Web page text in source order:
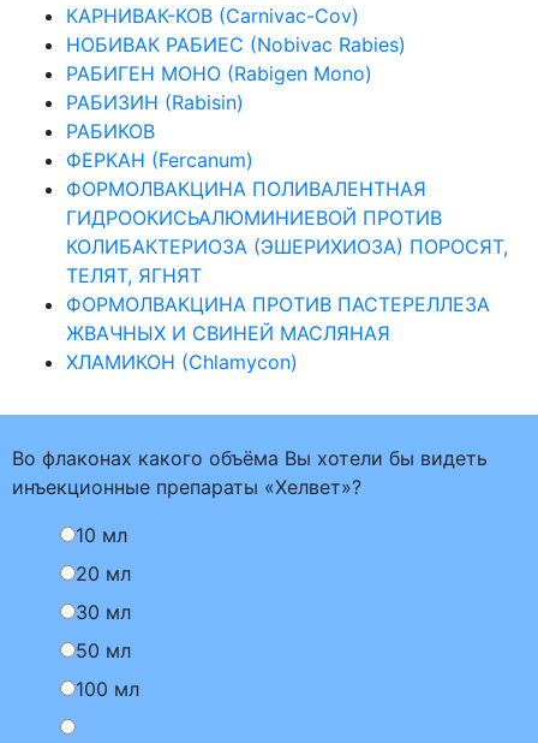
КАРНИВАК-КОВ (Carnivac-Cov)
НОБИВАК РАБИЕС (Nobivac Rabies)
РАБИГЕН МОНО (Rabigen Mono)
РАБИЗИН (Rabisin)
РАБИКОВ
ФЕРКАН (Ferсanum)
ФОРМОЛВАКЦИНА ПОЛИВАЛЕНТНАЯ
ГИДРООКИСЬАЛЮМИНИЕВОЙ ПРОТИВ
КОЛИБАКТЕРИОЗА (ЭШЕРИХИОЗА) ПОРОСЯТ,
ТЕЛЯТ, ЯГНЯТ
ФОРМОЛВАКЦИНА ПРОТИВ ПАСТЕРЕЛЛЕЗА
ЖВАЧНЫХ И СВИНЕЙ МАСЛЯНАЯ
ХЛАМИКОН (Chlamycon)
Во флаконах какого объёма Вы хотели бы видеть
инъекционные препараты «Хелвет»?
10 мл
20 мл
30 мл
50 мл
100 мл